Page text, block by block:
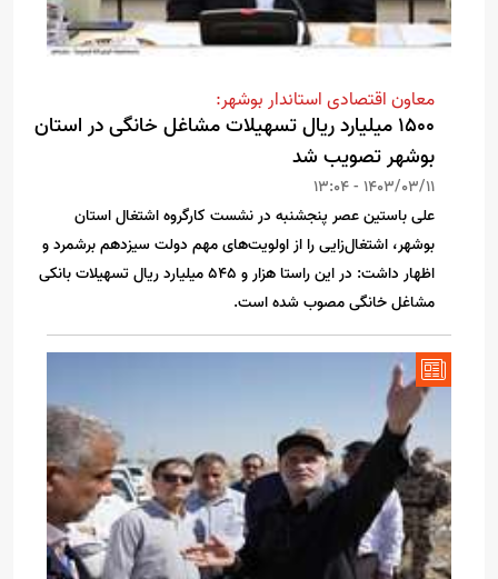
معاون اقتصادی استاندار بوشهر:
۱۵۰۰ میلیارد ریال تسهیلات مشاغل خانگی در استان
بوشهر تصویب شد
1403/03/11 - 13:04
علی باستین عصر پنجشنبه در نشست کارگروه اشتغال استان
بوشهر، اشتغال‌زایی را از اولویت‌های مهم دولت سیزدهم برشمرد و
اظهار داشت: در این راستا هزار و ۵۴۵ میلیارد ریال تسهیلات بانکی
مشاغل خانگی مصوب شده است.